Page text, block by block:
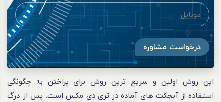
درخواست مشاوره
این روش اولین و سریع‌ ترین روش برای پراختن به چگونگی
استفاده از آبجکت های آماده در تری دی مکس است. پس از درگ